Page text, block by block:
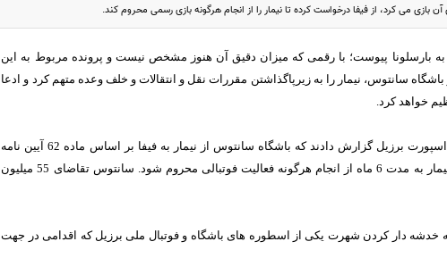
بازی می کرد، از فیفا درخواست کرده تا نیمار را از انجام هرگونه بازی رسمی محروم کند.
از سانتوس به بارسلونا پیوست؛ با رقمی که میزان دقیق آن هنوز مشخص نیست و پرونده مربوط به این
روما، مدیر باشگاه سانتوس، نیمار را به زیرپاگذاشتن مقررات نقل و انتقالات و خلف وعده متهم کرد و ادعا
خواهد کرد.
ساعتی پیش رسانه های اسپانیایی به نقل از گلوبو اسپورت برزیل گزارش دادند که باشگاه سانتوس از نیمار به فیفا بر اساس ماده 62 آیین نامه
انضباطی شکایت کرده و درخواست کرده است تا نیمار به مدت 6 ماه از انجام هرگونه فعالیت فوتبالی محروم شود. سانتوس تقاضای 55 میلیون
خدشه دار کردن شهرت یکی از اسطوره های باشگاه و فوتبال ملی برزیل که اقدامی در جهت